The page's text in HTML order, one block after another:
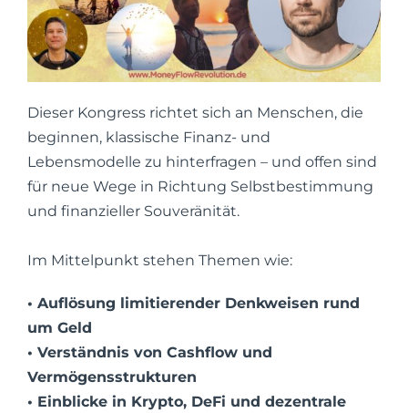
Dieser Kongress richtet sich an Menschen, die
beginnen, klassische Finanz- und
Lebensmodelle zu hinterfragen – und offen sind
für neue Wege in Richtung Selbstbestimmung
und finanzieller Souveränität.
Im Mittelpunkt stehen Themen wie:
• Auflösung limitierender Denkweisen rund
um Geld
• Verständnis von Cashflow und
Vermögensstrukturen
• Einblicke in Krypto, DeFi und dezentrale